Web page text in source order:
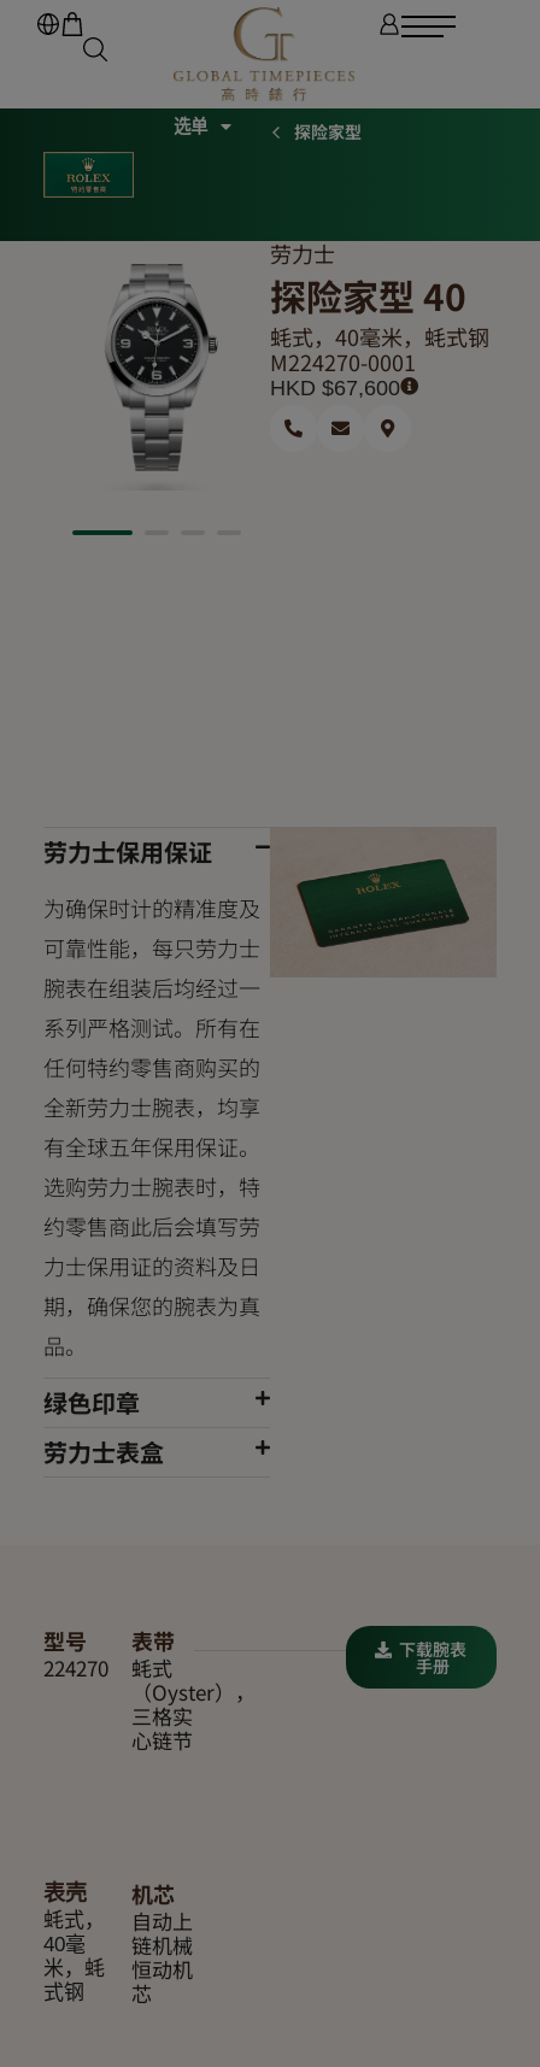
探险家型
劳力士
探险家型 40
蚝式，40毫米，蚝式钢
M224270-0001
HKD $67,600
劳力士保用保证
为确保时计的精准度及
可靠性能，每只劳力士
腕表在组装后均经过一
系列严格测试。所有在
任何特约零售商购买的
全新劳力士腕表，均享
有全球五年保用保证。
选购劳力士腕表时，特
约零售商此后会填写劳
力士保用证的资料及日
期，确保您的腕表为真
品。
绿色印章
劳力士表盒
型号
224270
机芯
自动上
链机械
恒动机
芯
表带
蚝式
（Oyster），
三格实
心链节
表壳
蚝式，
40毫
米，蚝
式钢
下载腕表
手册